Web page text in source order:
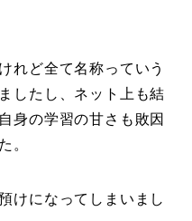
れど全て名称っていう
したし、ネット上も結
身の学習の甘さも敗因
。
けになってしまいまし